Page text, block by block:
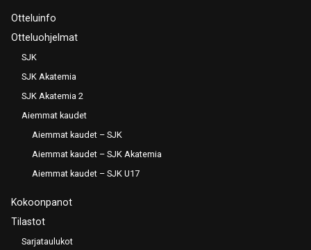
Otteluinfo
Otteluohjelmat
SJK
SJK Akatemia
SJK Akatemia 2
Aiemmat kaudet
Aiemmat kaudet – SJK
Aiemmat kaudet – SJK Akatemia
Aiemmat kaudet – SJK U17
Kokoonpanot
Tilastot
Sarjataulukot